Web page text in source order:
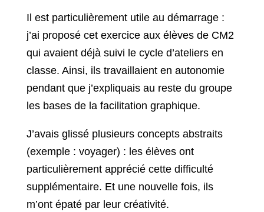
Il est particulièrement utile au démarrage :
j’ai proposé cet exercice aux élèves de CM2
qui avaient déjà suivi le cycle d’ateliers en
classe. Ainsi, ils travaillaient en autonomie
pendant que j’expliquais au reste du groupe
les bases de la facilitation graphique.
J’avais glissé plusieurs concepts abstraits
(exemple : voyager) : les élèves ont
particulièrement apprécié cette difficulté
supplémentaire. Et une nouvelle fois, ils
m’ont épaté par leur créativité.